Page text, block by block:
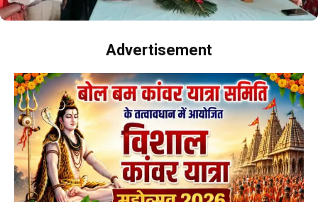
Advertisement